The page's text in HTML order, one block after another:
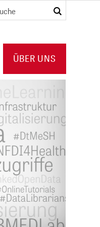
suchen
ÜBER UNS
VON ZB MED